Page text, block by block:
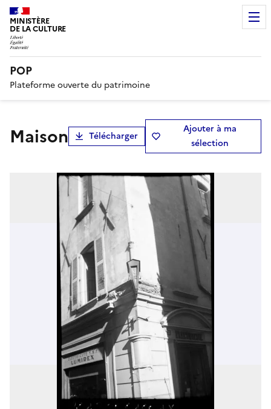
MINISTÈRE
DE LA CULTURE
POP
Plateforme ouverte du patrimoine
maison Télécharger
Ajouter à ma
sélection